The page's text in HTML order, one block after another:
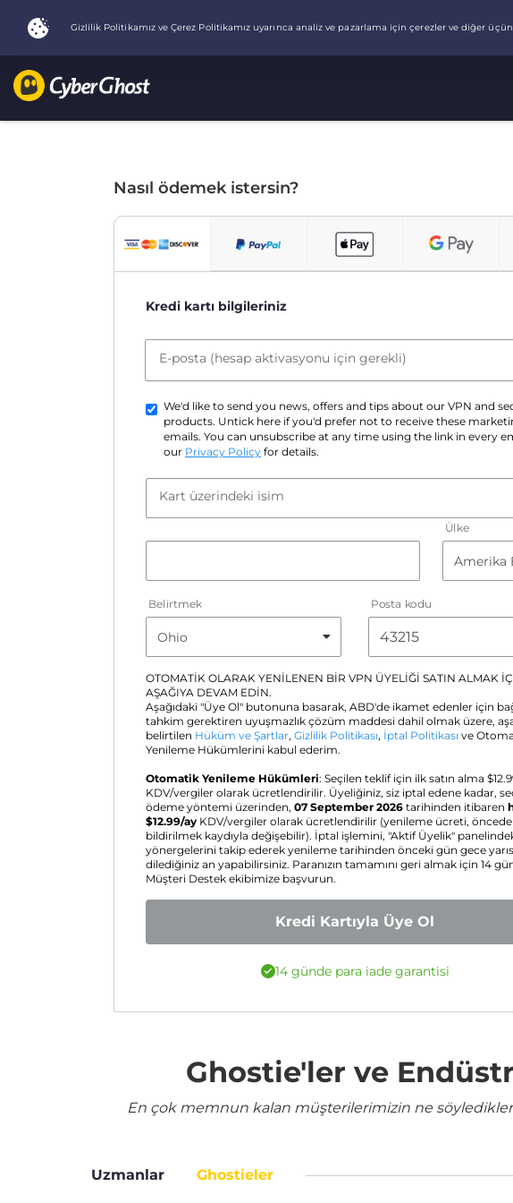
Nasıl ödemek istersin?
Kredi kartı bilgileriniz
E-posta (hesap aktivasyonu için gerekli)
We'd like to send you news, offers and tips about our VPN and
products. Untick here if you'd prefer not to receive these
emails. You can unsubscribe at any time using the link in every
our Privacy Policy for details.
Kart üzerindeki isim
Ülke
Belirtmek Posta kodu
OTOMATİK OLARAK YENİLENEN BİR VPN ÜYELİĞİ SATIN ALMAK
AŞAĞIYA DEVAM EDİN.
Aşağıdaki "Üye Ol" butonuna basarak, ABD'de ikamet edenler için
tahkim gerektiren uyuşmazlık çözüm maddesi dahil olmak üzere,
belirtilen Hüküm ve Şartlar, Gizlilik Politikası, İptal Politikası ve
Yenileme Hükümlerini kabul ederim.
Otomatik Yenileme Hükümleri: Seçilen teklif için ilk satın alma $
KDV/vergiler olarak ücretlendirilir. Üyeliğiniz, siz iptal edene kadar,
ödeme yöntemi üzerinden, 07 September 2026 tarihinden itibaren
$12.99/ay KDV/vergiler olarak ücretlendirilir (yenileme ücreti,
bildirilmek kaydıyla değişebilir). İptal işlemini, "Aktif Üyelik"
yönergelerini takip ederek yenileme tarihinden önceki gün gece
dilediğiniz an yapabilirsiniz. Paranızın tamamını geri almak için 14
Müşteri Destek ekibimize başvurun.
Kredi Kartıyla Üye Ol
14 günde para iade garantisi
Ghostie'ler ve
En çok memnun kalan müşterilerimizin ne
Uzmanlar Ghostieler